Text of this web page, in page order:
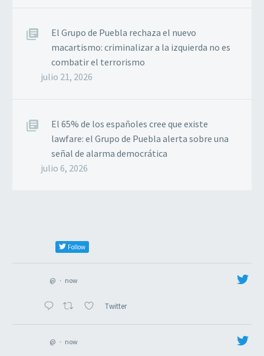
El Grupo de Puebla rechaza el nuevo
macartismo: criminalizar a la izquierda no es
combatir el terrorismo
julio 21, 2026
El 65% de los españoles cree que existe
lawfare: el Grupo de Puebla alerta sobre una
señal de alarma democrática
julio 6, 2026
Follow
@ · now
Twitter
@ · now